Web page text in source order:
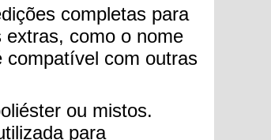
completas para
extras, como o nome
compatível com outras
ou mistos.
para